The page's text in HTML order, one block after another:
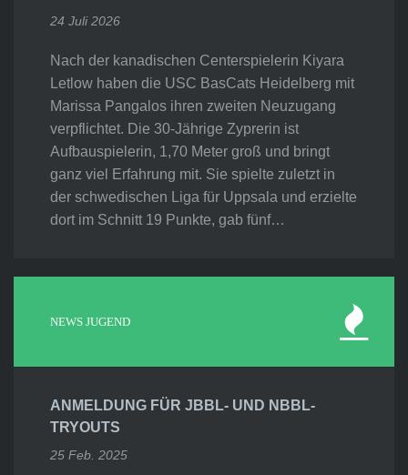
24 Juli 2026
Nach der kanadischen Centerspielerin Kiyara
Letlow haben die USC BasCats Heidelberg mit
Marissa Pangalos ihren zweiten Neuzugang
verpflichtet. Die 30-Jährige Zyprerin ist
Aufbauspielerin, 1,70 Meter groß und bringt
ganz viel Erfahrung mit. Sie spielte zuletzt in
der schwedischen Liga für Uppsala und erzielte
dort im Schnitt 19 Punkte, gab fünf…
NEWS JUGEND
ANMELDUNG FÜR JBBL- UND NBBL-
TRYOUTS
25 Feb. 2025